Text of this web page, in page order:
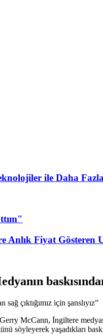
ile Daha
Anlık Fiyat Gösteren
McCann, İngiltere
söyleyerek yaşadıkları